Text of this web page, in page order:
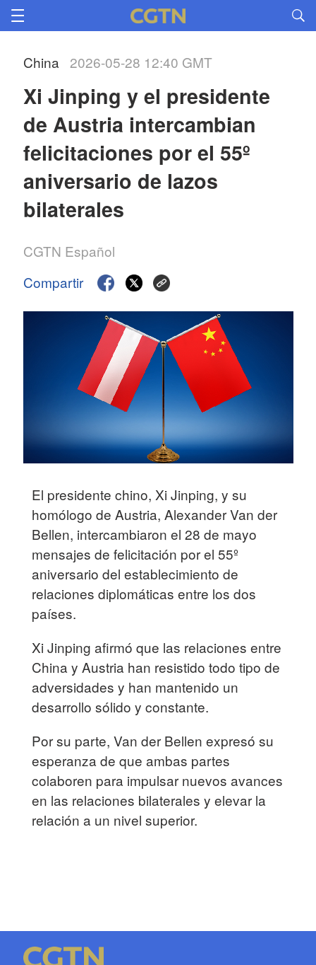
China 2026-05-28 12:40 GMT
Xi Jinping y el presidente
de Austria intercambian
felicitaciones por el 55º
aniversario de lazos
bilaterales
CGTN Español
Compartir
El presidente chino, Xi Jinping, y su
homólogo de Austria, Alexander Van der
Bellen, intercambiaron el 28 de mayo
mensajes de felicitación por el 55º
aniversario del establecimiento de
relaciones diplomáticas entre los dos
países.
Xi Jinping afirmó que las relaciones entre
China y Austria han resistido todo tipo de
adversidades y han mantenido un
desarrollo sólido y constante.
Por su parte, Van der Bellen expresó su
esperanza de que ambas partes
colaboren para impulsar nuevos avances
en las relaciones bilaterales y elevar la
relación a un nivel superior.